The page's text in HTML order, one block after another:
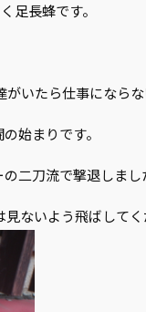
足長蜂です。
いたら仕事になら
始まりです。
二刀流で撃退しまし
ないよう飛ばして